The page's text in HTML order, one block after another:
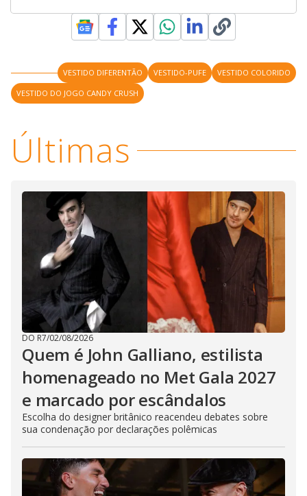
VESTIDO DIFERENTÃO VESTIDO-PUFE
VESTIDO COLORIDO
VESTIDO DO JOGO CANDY CRUSH
Últimas
DO R7/02/08/2026
Quem é John Galliano, estilista
homenageado no Met Gala 2027
e marcado por escândalos
Escolha do designer britânico reacendeu debates sobre
sua condenação por declarações polêmicas